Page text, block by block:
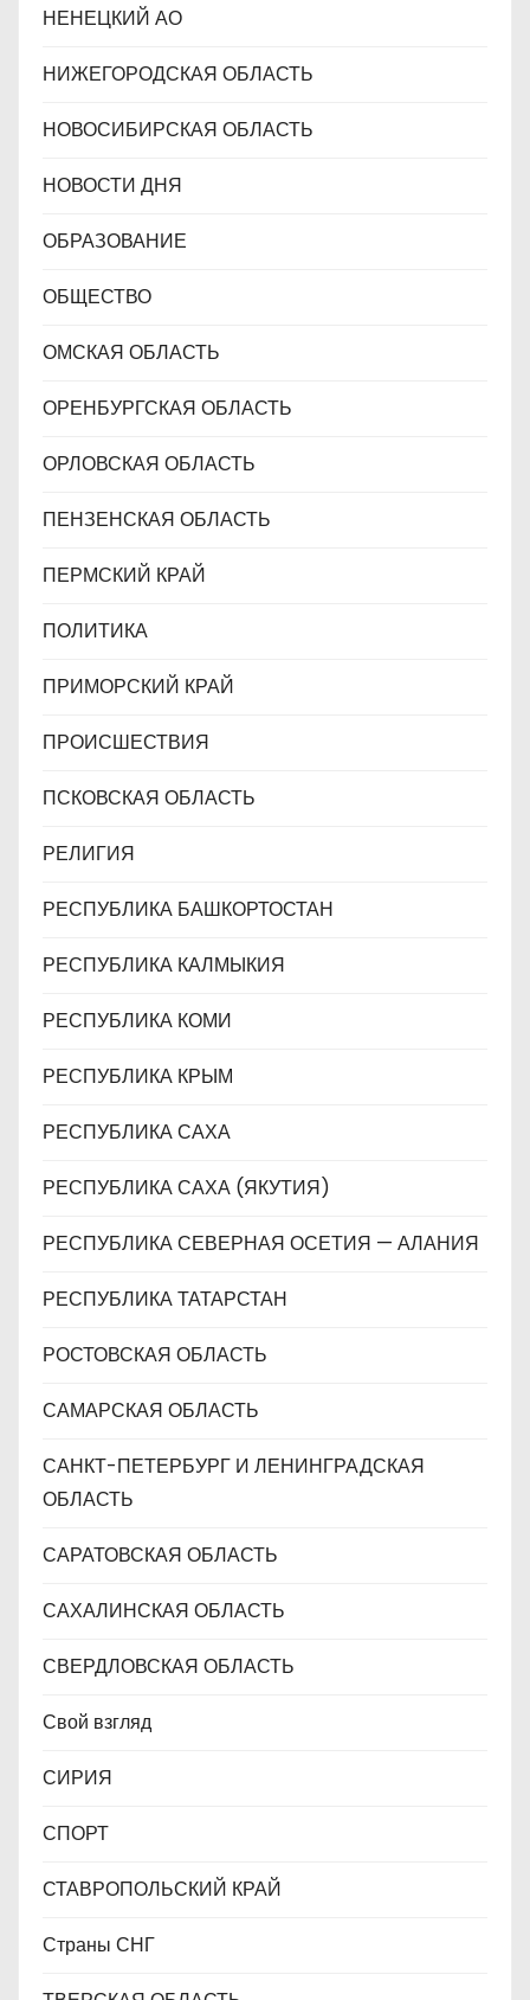
НЕНЕЦКИЙ АО
НИЖЕГОРОДСКАЯ ОБЛАСТЬ
НОВОСИБИРСКАЯ ОБЛАСТЬ
НОВОСТИ ДНЯ
ОБРАЗОВАНИЕ
ОБЩЕСТВО
ОМСКАЯ ОБЛАСТЬ
ОРЕНБУРГСКАЯ ОБЛАСТЬ
ОРЛОВСКАЯ ОБЛАСТЬ
ПЕНЗЕНСКАЯ ОБЛАСТЬ
ПЕРМСКИЙ КРАЙ
ПОЛИТИКА
ПРИМОРСКИЙ КРАЙ
ПРОИСШЕСТВИЯ
ПСКОВСКАЯ ОБЛАСТЬ
РЕЛИГИЯ
РЕСПУБЛИКА БАШКОРТОСТАН
РЕСПУБЛИКА КАЛМЫКИЯ
РЕСПУБЛИКА КОМИ
РЕСПУБЛИКА КРЫМ
РЕСПУБЛИКА САХА
РЕСПУБЛИКА САХА (ЯКУТИЯ)
РЕСПУБЛИКА СЕВЕРНАЯ ОСЕТИЯ — АЛАНИЯ
РЕСПУБЛИКА ТАТАРСТАН
РОСТОВСКАЯ ОБЛАСТЬ
САМАРСКАЯ ОБЛАСТЬ
САНКТ-ПЕТЕРБУРГ И ЛЕНИНГРАДСКАЯ
ОБЛАСТЬ
САРАТОВСКАЯ ОБЛАСТЬ
САХАЛИНСКАЯ ОБЛАСТЬ
СВЕРДЛОВСКАЯ ОБЛАСТЬ
Свой взгляд
СИРИЯ
СПОРТ
СТАВРОПОЛЬСКИЙ КРАЙ
Страны СНГ